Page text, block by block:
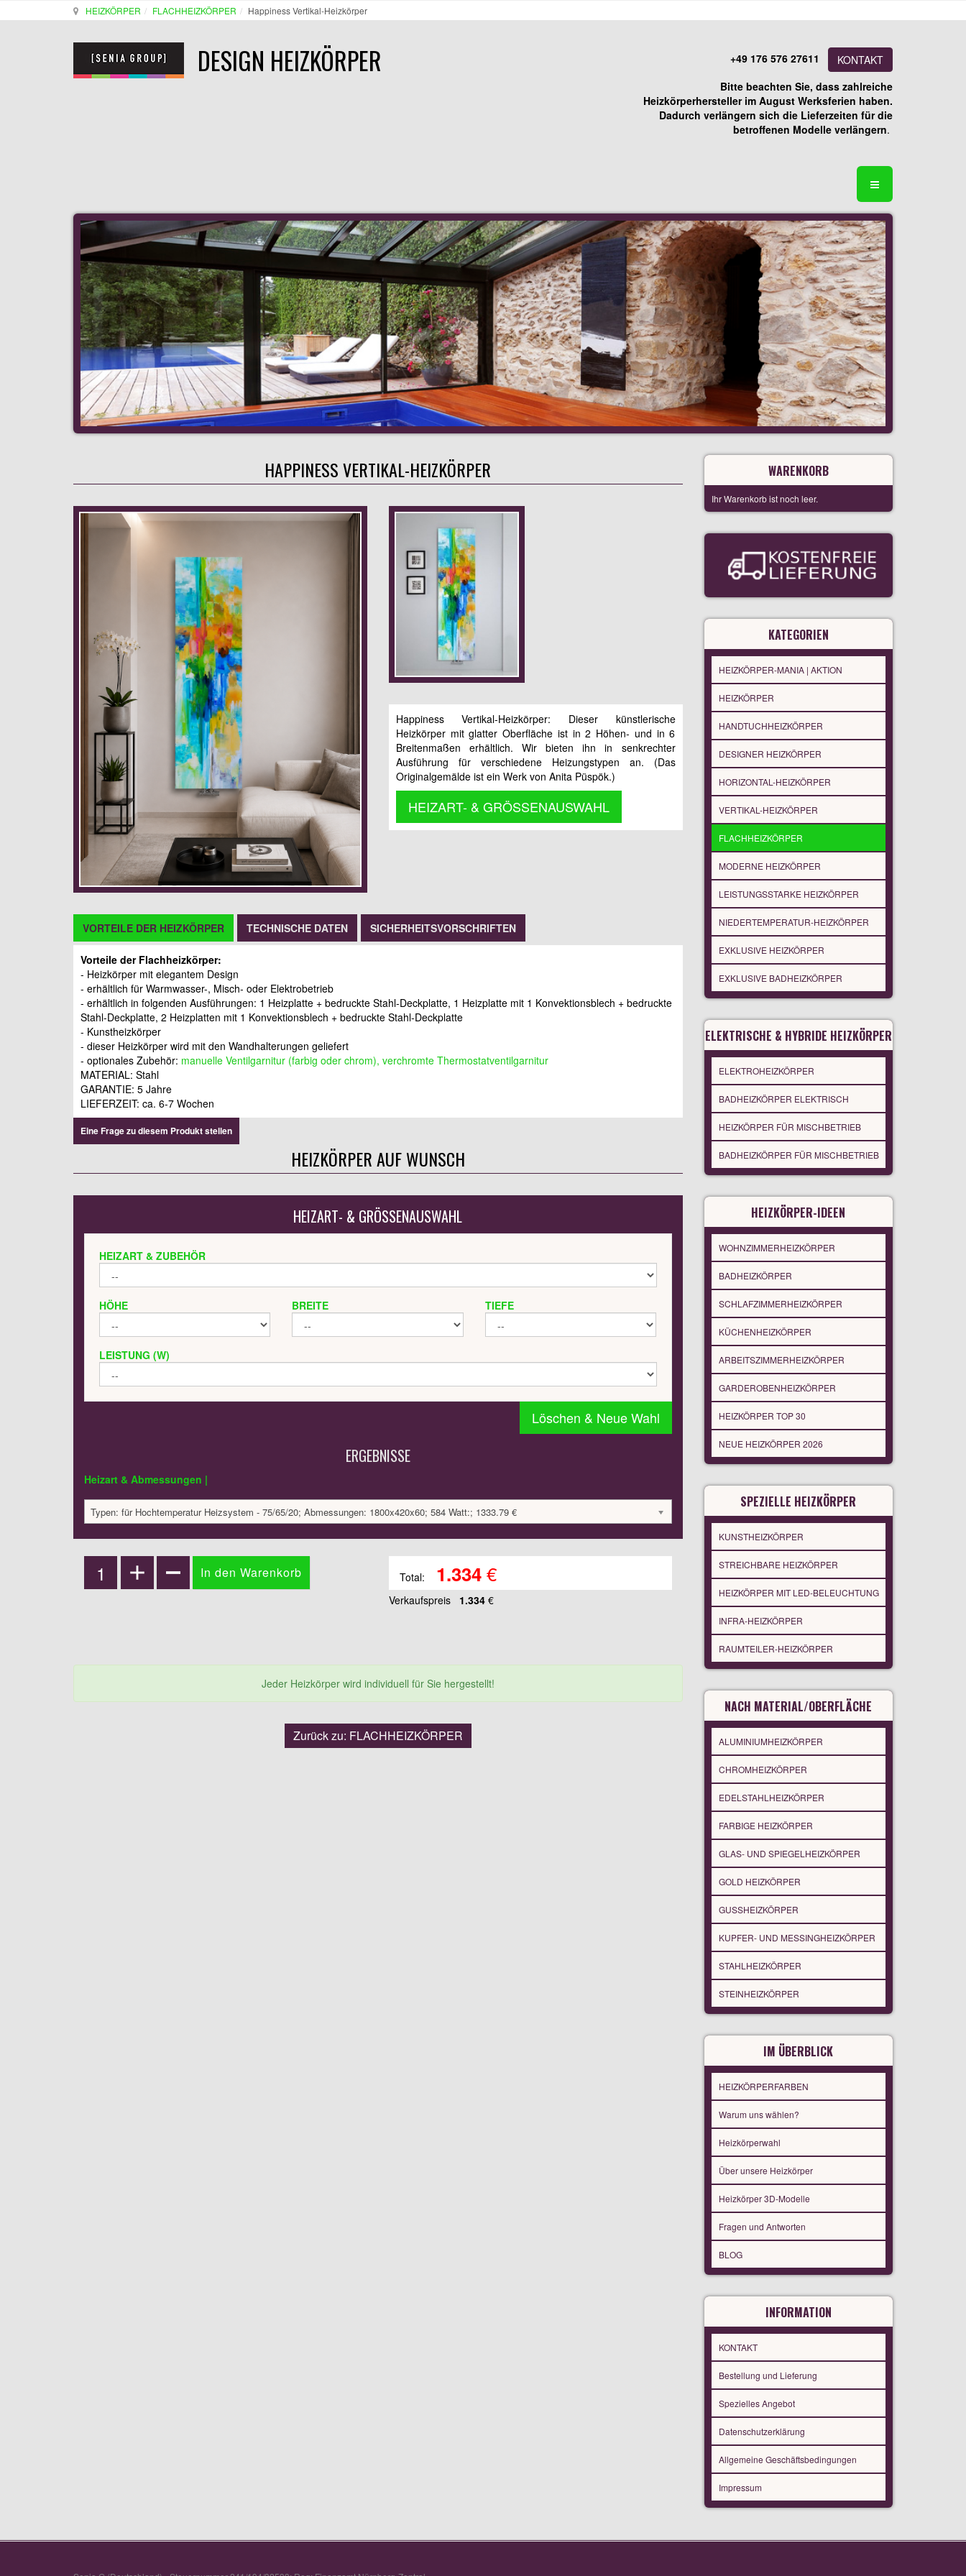
HEIZKÖRPER FLACHHEIZKÖRPER Happiness Vertikal-Heizkörper
DESIGN HEIZKÖRPER +49 176 576 27611
KONTAKT
Bitte beachten Sie, dass zahlreiche
Heizkörperhersteller im August Werksferien haben.
Dadurch verlängern sich die Lieferzeiten für die
betroffenen Modelle verlängern.
HAPPINESS VERTIKAL-HEIZKÖRPER
Happiness Vertikal-Heizkörper: Dieser künstlerische
Heizkörper mit glatter Oberfläche ist in 2 Höhen- und in 6
Breitenmaßen erhältlich. Wir bieten ihn in senkrechter
Ausführung für verschiedene Heizungstypen an. (Das
Originalgemälde ist ein Werk von Anita Püspök.)
HEIZART- & GRÖSSENAUSWAHL
VORTEILE DER HEIZKÖRPER TECHNISCHE DATEN SICHERHEITSVORSCHRIFTEN
Vorteile der Flachheizkörper:
- Heizkörper mit elegantem Design
- erhältlich für Warmwasser-, Misch- oder Elektrobetrieb
- erhältlich in folgenden Ausführungen: 1 Heizplatte + bedruckte Stahl-Deckplatte, 1 Heizplatte mit 1 Konvektionsblech + bedruckte
Stahl-Deckplatte, 2 Heizplatten mit 1 Konvektionsblech + bedruckte Stahl-Deckplatte
- Kunstheizkörper
- dieser Heizkörper wird mit den Wandhalterungen geliefert
- optionales Zubehör: manuelle Ventilgarnitur (farbig oder chrom), verchromte Thermostatventilgarnitur
MATERIAL: Stahl
GARANTIE: 5 Jahre
LIEFERZEIT: ca. 6-7 Wochen
Eine Frage zu diesem Produkt stellen
HEIZKÖRPER AUF WUNSCH
HEIZART- & GRÖSSENAUSWAHL
HEIZART & ZUBEHÖR
HÖHE BREITE TIEFE
LEISTUNG (W)
Löschen & Neue Wahl
ERGEBNISSE
Heizart & Abmessungen |
Typen: für Hochtemperatur Heizsystem - 75/65/20; Abmessungen: 1800x420x60; 584 Watt:; 1333.79 €
Total: 1.334€
Verkaufspreis 1.334€
Jeder Heizkörper wird individuell für Sie hergestellt!
Zurück zu: FLACHHEIZKÖRPER
WARENKORB
Ihr Warenkorb ist noch leer.
KATEGORIEN
HEIZKÖRPER-MANIA | AKTION
HEIZKÖRPER
HANDTUCHHEIZKÖRPER
DESIGNER HEIZKÖRPER
HORIZONTAL-HEIZKÖRPER
VERTIKAL-HEIZKÖRPER
FLACHHEIZKÖRPER
MODERNE HEIZKÖRPER
LEISTUNGSSTARKE HEIZKÖRPER
NIEDERTEMPERATUR-HEIZKÖRPER
EXKLUSIVE HEIZKÖRPER
EXKLUSIVE BADHEIZKÖRPER
ELEKTRISCHE & HYBRIDE HEIZKÖRPER
ELEKTROHEIZKÖRPER
BADHEIZKÖRPER ELEKTRISCH
HEIZKÖRPER FÜR MISCHBETRIEB
BADHEIZKÖRPER FÜR MISCHBETRIEB
HEIZKÖRPER-IDEEN
WOHNZIMMERHEIZKÖRPER
BADHEIZKÖRPER
SCHLAFZIMMERHEIZKÖRPER
KÜCHENHEIZKÖRPER
ARBEITSZIMMERHEIZKÖRPER
GARDEROBENHEIZKÖRPER
HEIZKÖRPER TOP 30
NEUE HEIZKÖRPER 2026
SPEZIELLE HEIZKÖRPER
KUNSTHEIZKÖRPER
STREICHBARE HEIZKÖRPER
HEIZKÖRPER MIT LED-BELEUCHTUNG
INFRA-HEIZKÖRPER
RAUMTEILER-HEIZKÖRPER
NACH MATERIAL/OBERFLÄCHE
ALUMINIUMHEIZKÖRPER
CHROMHEIZKÖRPER
EDELSTAHLHEIZKÖRPER
FARBIGE HEIZKÖRPER
GLAS- UND SPIEGELHEIZKÖRPER
GOLD HEIZKÖRPER
GUSSHEIZKÖRPER
KUPFER- UND MESSINGHEIZKÖRPER
STAHLHEIZKÖRPER
STEINHEIZKÖRPER
IM ÜBERBLICK
HEIZKÖRPERFARBEN
Warum uns wählen?
Heizkörperwahl
Über unsere Heizkörper
Heizkörper 3D-Modelle
Fragen und Antworten
BLOG
INFORMATION
KONTAKT
Bestellung und Lieferung
Spezielles Angebot
Datenschutzerklärung
Allgemeine Geschäftsbedingungen
Impressum